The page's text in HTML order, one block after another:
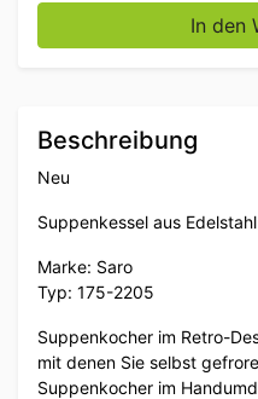
Saro Retro
In den
Beschreibung
Neu
Suppenkessel aus
Marke: Saro
Typ: 175-2205
Suppenkocher im Retro-
mit denen Sie selbst
Suppenkocher im